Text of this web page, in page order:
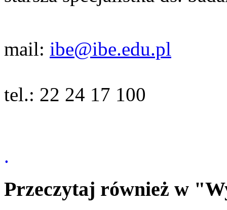
mail: ibe@ibe.edu.pl
tel.: 22 24 17 100
.
Przeczytaj również w